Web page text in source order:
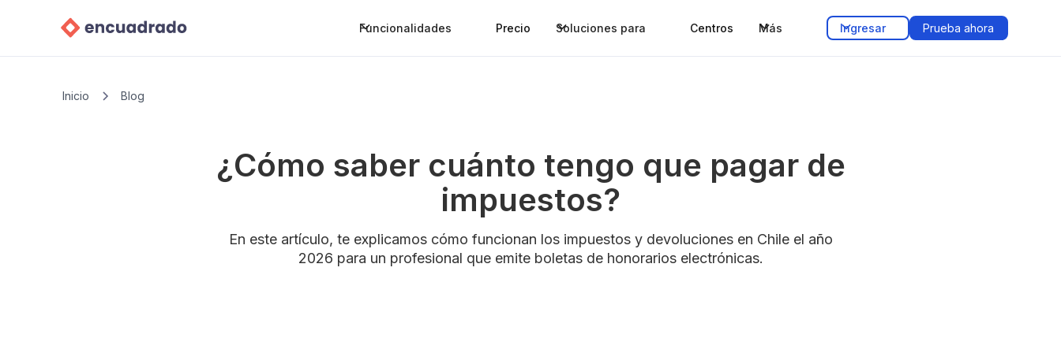
Funcionalidades Precio Soluciones para Centros Más Ingresar Prueba ahora
Inicio Blog
¿Cómo saber cuánto tengo que pagar de
impuestos?
En este artículo, te explicamos cómo funcionan los impuestos y devoluciones en Chile el año
2026 para un profesional que emite boletas de honorarios electrónicas.